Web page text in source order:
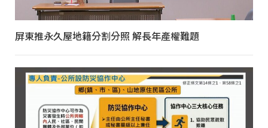
屏東推永久屋地籍分割分照 解長年產權難題